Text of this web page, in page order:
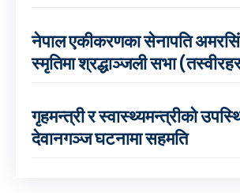
नेपाल एकीकरणका सेनापति
स्मृतिमा श्रद्धाञ्जली सभा
गृहमन्त्री र स्वास्थ्यमन्त्रीको
देवानगञ्ज घटनामा सहमति